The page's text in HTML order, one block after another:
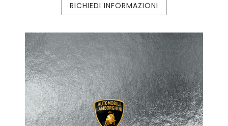
RICHIEDI INFORMAZIONI